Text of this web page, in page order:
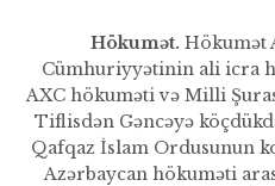
Hökumət. Hökumət
Cümhuriyyətinin ali icra
AXC hökuməti və Milli
Tiflisdən Gəncəyə
Qafqaz İslam Ordusunun
Azərbaycan hökuməti